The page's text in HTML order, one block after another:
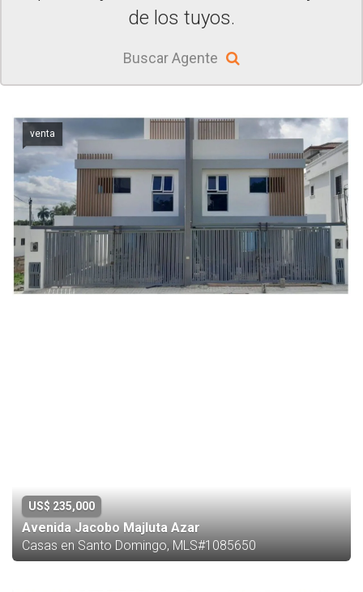
de los tuyos.
Buscar Agente
venta
US$ 235,000
Avenida Jacobo Majluta Azar
Casas en Santo Domingo, MLS#1085650